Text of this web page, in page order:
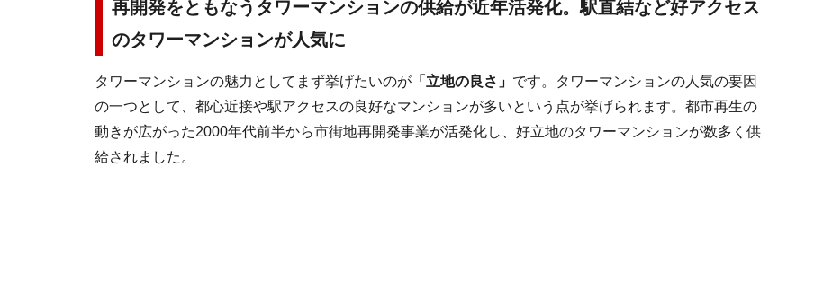
再開発をともなうタワーマンションの供給が近年活発化。駅直結など好アクセス
のタワーマンションが人気に
タワーマンションの魅力としてまず挙げたいのが 「立地の良さ」 です。タワーマンションの人気の要因
の一つとして、都心近接や駅アクセスの良好なマンションが多いという点が挙げられます。都市再生の
動きが広がった2000年代前半から市街地再開発事業が活発化し、好立地のタワーマンションが数多く供
給されました。